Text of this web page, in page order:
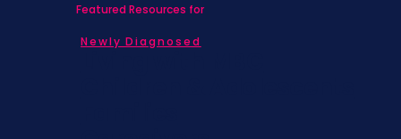
Featured Resources for
Newly Diagnosed